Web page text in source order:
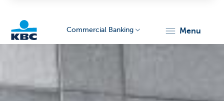
Commercial Banking menu